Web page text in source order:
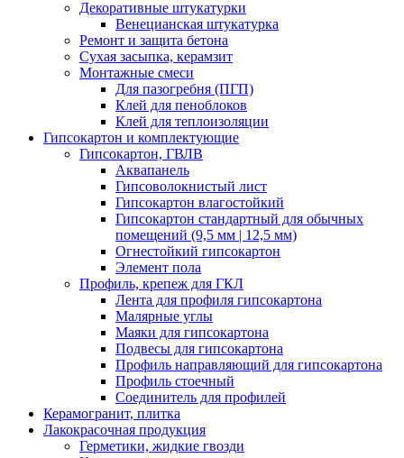
Декоративные штукатурки
Венецианская штукатурка
Ремонт и защита бетона
Сухая засыпка, керамзит
Монтажные смеси
Для пазогребня (ПГП)
Клей для пеноблоков
Клей для теплоизоляции
Гипсокартон и комплектующие
Гипсокартон, ГВЛВ
Аквапанель
Гипсоволокнистый лист
Гипсокартон влагостойкий
Гипсокартон стандартный для обычных
помещений (9,5 мм | 12,5 мм)
Огнестойкий гипсокартон
Элемент пола
Профиль, крепеж для ГКЛ
Лента для профиля гипсокартона
Малярные углы
Маяки для гипсокартона
Подвесы для гипсокартона
Профиль направляющий для гипсокартона
Профиль стоечный
Соединитель для профилей
Керамогранит, плитка
Лакокрасочная продукция
Герметики, жидкие гвозди